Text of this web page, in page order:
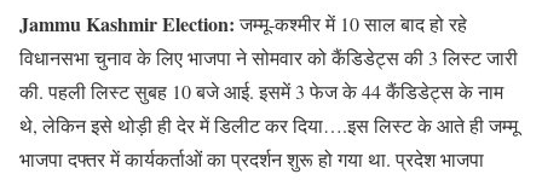
Jammu Kashmir Election:जम्मू-कश्मीर में 10 साल बाद हो रहे
विधानसभा चुनाव के लिए भाजपा ने सोमवार को कैंडिडेट्स की 3 लिस्ट जारी
की. पहली लिस्ट सुबह 10 बजे आई. इसमें 3 फेज के 44 कैंडिडेट्स के नाम
थे, लेकिन इसे थोड़ी ही देर में डिलीट कर दिया….इस लिस्ट के आते ही जम्मू
भाजपा दफ्तर में कार्यकर्ताओं का प्रदर्शन शुरू हो गया था. प्रदेश भाजपा